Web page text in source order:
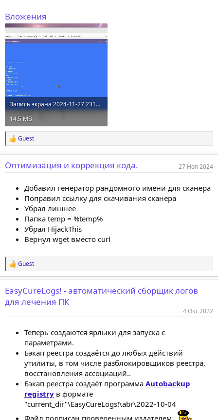
Вложения
Запись экрана 2024-11-27 231017.mp4
14.5 MB
Р
е
а
к
ц
Guest
Оптимизация и коррекция кода. 27 Ноя 2024
Добавил генератор рандомного имени для сканера
Поправил ссылку для скачивания сканера
Убрал лишнее
Папка temp = %temp%
Убрал HijackThis
Вернул wget вместо curl
Р
е
а
к
и
Guest
EasyCureLogs! - автоматический сборщик логов
для лечения ПК
4 Окт 2022
Теперь создаются ярлыки для запуска с
параметрами.
Бэкап реестра создаётся до любых действий
утилиты, в том числе разблокировщиков реестра,
восстановления ассоциаций..
Бэкап реестра создаёт программа Autobackup
registry в формате
"current_dir"\EasyCureLogs!\abr\2022-10-04
Файл подписан проверенным издателем